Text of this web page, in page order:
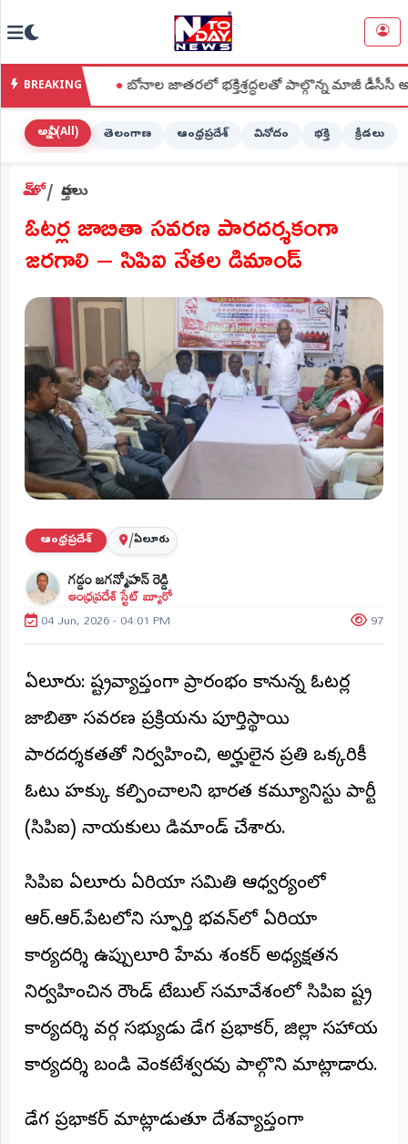
హోమ్
(Home)
STREAMING
లైవ్
టీవీ
(Live
లైవ్
రేడియో
(Live
Radio)
ప్రాంతీయ
వార్తలు
(STATE)
తెలంగాణ
ఆంధ్రప్రదేశ్
ప్రధాన
విభాగాలు
(MAIN)
భక్తి
క్రీడలు
జాతీయం
అంతర్జాతీయం
ఆర్టీఐ
డెస్క్
(REPORTERS
DESK)
మా
రిపోర్టర్లు
రిపోర్టర్‌గా
BREAKING
●బోనాల జాతరలో భక్తిశ్రద్ధలతో పాల్గొన్న మాజీ డీసీసీ అధ్యక్షురాలు
అన్నీ (All) తెలంగాణ ఆంధ్రప్రదేశ్ వినోదం భక్తి క్రీడలు
హోమ్ వార్తలు
ఓటర్ల జాబితా సవరణ పారదర్శకంగా
జరగాలి – సిపిఐ నేతల డిమాండ్
ఆంధ్రప్రదేశ్ /ఏలూరు
గడ్డం జగన్మోహన్ రెడ్డి
ఆంధ్రప్రదేశ్ స్టేట్ బ్యూరో
04 Jun, 2026 - 04:01 PM 97
ఏలూరు: రాష్ట్రవ్యాప్తంగా ప్రారంభం కానున్న ఓటర్ల
జాబితా సవరణ ప్రక్రియను పూర్తిస్థాయి
పారదర్శకతతో నిర్వహించి, అర్హులైన ప్రతి ఒక్కరికీ
ఓటు హక్కు కల్పించాలని భారత కమ్యూనిస్టు పార్టీ
(సిపిఐ) నాయకులు డిమాండ్ చేశారు.
సిపిఐ ఏలూరు ఏరియా సమితి ఆధ్వర్యంలో
ఆర్.ఆర్.పేటలోని స్ఫూర్తి భవన్‌లో ఏరియా
కార్యదర్శి ఉప్పులూరి హేమ శంకర్ అధ్యక్షతన
నిర్వహించిన రౌండ్ టేబుల్ సమావేశంలో సిపిఐ రాష్ట్ర
కార్యదర్శి వర్గ సభ్యుడు డేగ ప్రభాకర్, జిల్లా సహాయ
కార్యదర్శి బండి వెంకటేశ్వరరావు పాల్గొని మాట్లాడారు.
డేగ ప్రభాకర్ మాట్లాడుతూ దేశవ్యాప్తంగా